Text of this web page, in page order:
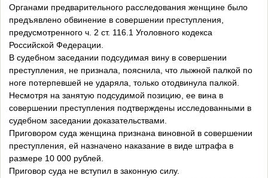
Органами предварительного расследования женщине было
предъявлено обвинение в совершении преступления,
предусмотренного ч. 2 ст. 116.1 Уголовного кодекса
Российской Федерации.
В судебном заседании подсудимая вину в совершении
преступления, не признала, пояснила, что лыжной палкой по
ноге потерпевшей не ударяла, только отодвинула палкой.
Несмотря на занятую подсудимой позицию, ее вина в
совершении преступления подтверждены исследованными в
судебном заседании доказательствами.
Приговором суда женщина признана виновной в совершении
преступления, ей назначено наказание в виде штрафа в
размере 10 000 рублей.
Приговор суда не вступил в законную силу.